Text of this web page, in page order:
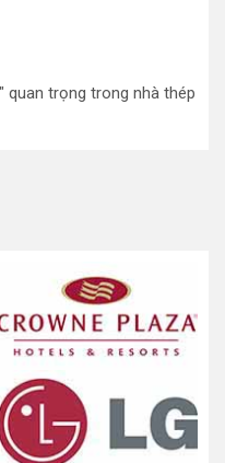
quan trọng trong nhà thép